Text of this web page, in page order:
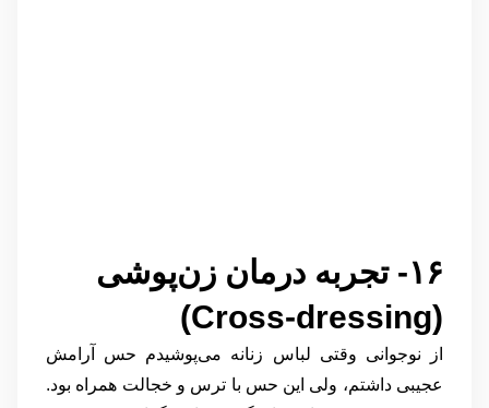
۱۶- تجربه درمان زن‌پوشی
(Cross-dressing)
از نوجوانی وقتی لباس زنانه می‌پوشیدم حس آرامش
عجیبی داشتم، ولی این حس با ترس و خجالت همراه بود.